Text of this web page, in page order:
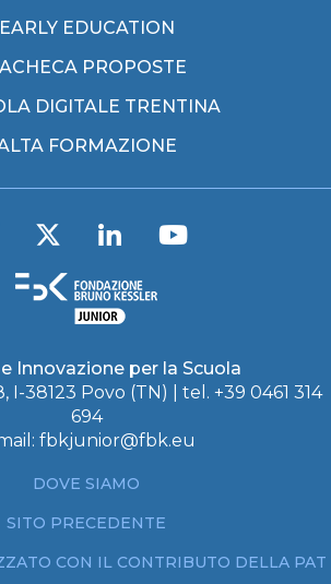
EARLY EDUCATION
PROPOSTE
DIGITALE TRENTINA
FORMAZIONE
Innovazione per la Scuola
I-38123 Povo (TN) | tel. +39 0461 314
694
fbkjunior@fbk.eu
DOVE SIAMO
SITO PRECEDENTE
CON IL CONTRIBUTO DELLA PAT